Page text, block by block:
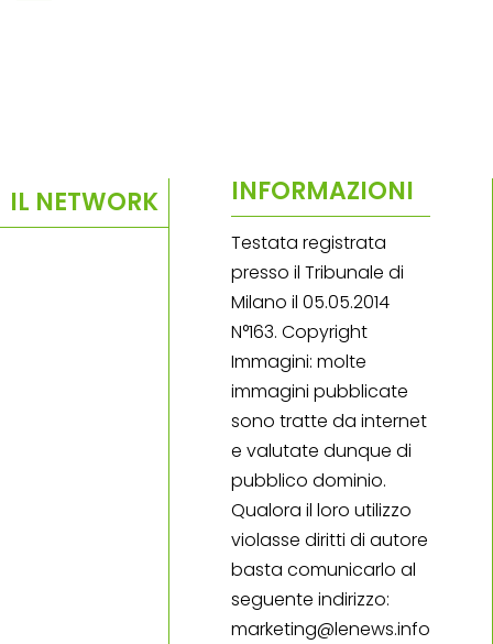
IL NETWORK INFORMAZIONI
Testata registrata
presso il Tribunale di
Milano il 05.05.2014
N°163. Copyright
Immagini: molte
immagini pubblicate
sono tratte da internet
e valutate dunque di
pubblico dominio.
Qualora il loro utilizzo
violasse diritti di autore
basta comunicarlo al
seguente indirizzo:
marketing@lenews.info